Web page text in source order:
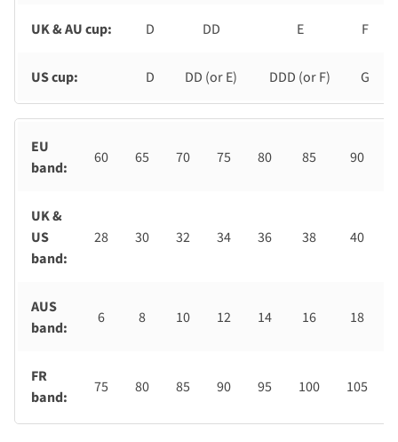
UK & AU cup: D DD E F
US cup: D DD (or E) DDD (or F) G
EU
band:
60 65 70 75 80 85 90
UK &
US
band:
28 30 32 34 36 38 40
AUS
band:
6 8 10 12 14 16 18
FR
band:
75 80 85 90 95 100 105